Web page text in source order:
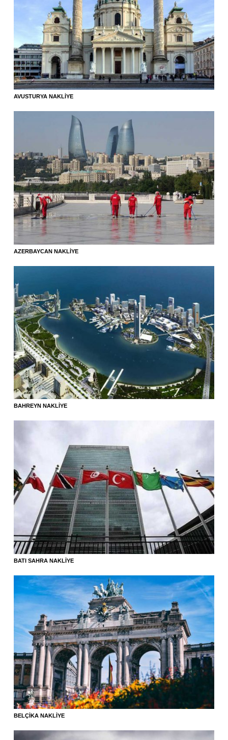
AVUSTURYA NAKLIYE
AZERBAYCAN NAKLIYE
BAHREYN NAKLIYE
BATI SAHRA NAKLIYE
BELÇIKA NAKLIYE